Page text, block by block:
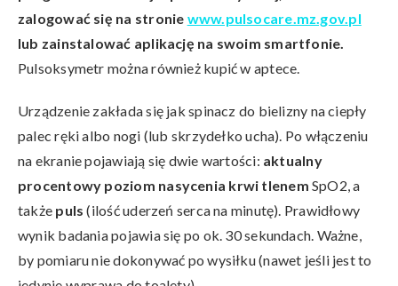
zalogować się na stronie www.pulsocare.mz.gov.pl
lub zainstalować aplikację na swoim smartfonie.
Pulsoksymetr można również kupić w aptece.
Urządzenie zakłada się jak spinacz do bielizny na ciepły
palec ręki albo nogi (lub skrzydełko ucha). Po włączeniu
na ekranie pojawiają się dwie wartości: aktualny
procentowy poziom nasycenia krwi tlenem SpO2, a
także puls (ilość uderzeń serca na minutę). Prawidłowy
wynik badania pojawia się po ok. 30 sekundach. Ważne,
by pomiaru nie dokonywać po wysiłku (nawet jeśli jest to